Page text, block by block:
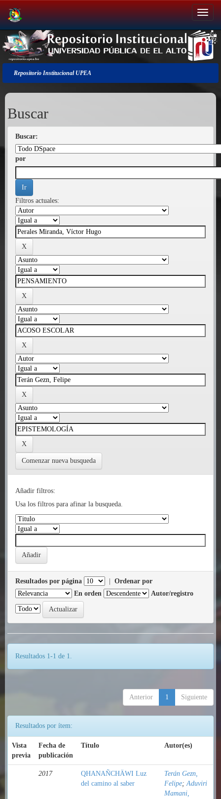
Salir
de
la
navegación
Repositorio Institucional UPEA
Buscar
Buscar:
por
Filtros actuales:
Comenzar nueva busqueda
Añadir filtros:
Usa los filtros para afinar la busqueda.
Resultados por página
Ordenar por
En orden
Autor/registro
Resultados 1-1 de 1.
Anterior 1 Siguiente
Resultados por ítem:
Vista
previa
Fecha de
publicación
Título Autor(es)
2017
QHANAÑCHÄWI Luz
del camino al saber
Terán Gezn,
Felipe;Aduviri
Mamani,